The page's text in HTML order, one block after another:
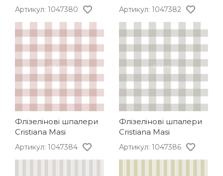
Артикул: 1047380 Артикул: 1047382
Флізелінові шпалери
Cristiana Masi
Артикул: 1047384
Флізелінові шпалери
Cristiana Masi
Артикул: 1047386